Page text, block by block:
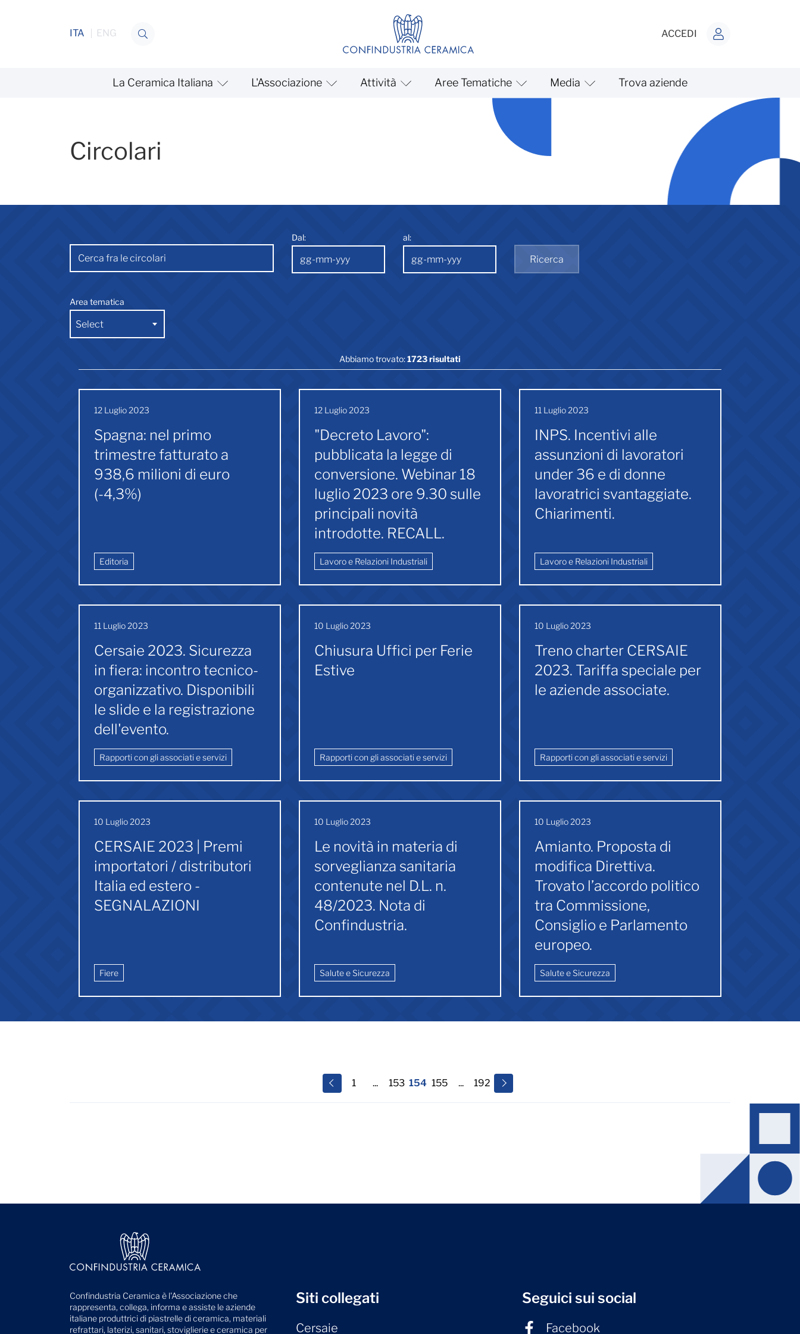
ITA ENG ACCEDI
La Ceramica Italiana L'Associazione Attività Aree Tematiche Media Trova aziende
Circolari
Dal: al:
Ricerca
Area tematica
Select
Abbiamo trovato:1723 risultati
12 Luglio 2023
Spagna: nel primo
trimestre fatturato a
938,6 milioni di euro
(-4,3%)
Editoria
12 Luglio 2023
"Decreto Lavoro":
pubblicata la legge di
conversione. Webinar 18
luglio 2023 ore 9.30 sulle
principali novità
introdotte. RECALL.
Lavoro e Relazioni Industriali
11 Luglio 2023
INPS. Incentivi alle
assunzioni di lavoratori
under 36 e di donne
lavoratrici svantaggiate.
Chiarimenti.
Lavoro e Relazioni Industriali
11 Luglio 2023
Cersaie 2023. Sicurezza
in fiera: incontro tecnico-
organizzativo. Disponibili
le slide e la registrazione
dell'evento.
Rapporti con gli associati e servizi
10 Luglio 2023
Chiusura Uffici per Ferie
Estive
Rapporti con gli associati e servizi
10 Luglio 2023
Treno charter CERSAIE
2023. Tariffa speciale per
le aziende associate.
Rapporti con gli associati e servizi
10 Luglio 2023
CERSAIE 2023 | Premi
importatori / distributori
Italia ed estero -
SEGNALAZIONI
Fiere
10 Luglio 2023
Le novità in materia di
sorveglianza sanitaria
contenute nel D.L. n.
48/2023. Nota di
Confindustria.
Salute e Sicurezza
10 Luglio 2023
Amianto. Proposta di
modifica Direttiva.
Trovato l’accordo politico
tra Commissione,
Consiglio e Parlamento
europeo.
Salute e Sicurezza
1 ... 153 154 155 ... 192
Confindustria Ceramica è l'Associazione che
rappresenta, collega, informa e assiste le aziende
italiane produttrici di piastrelle di ceramica, materiali
refrattari, laterizi, sanitari, stoviglierie e ceramica per
Siti collegati
Cersaie
Seguici sui social
Facebook